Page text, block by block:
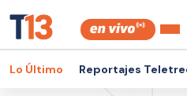
Lo Último Reportajes